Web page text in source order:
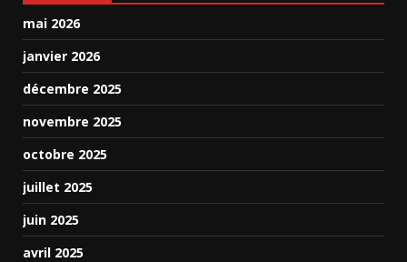
mai 2026
janvier 2026
décembre 2025
novembre 2025
octobre 2025
juillet 2025
juin 2025
avril 2025